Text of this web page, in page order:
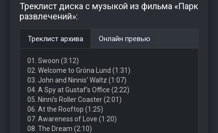
Треклист диска с музыкой из фильма «Парк
развлечений»:
Треклист архива Онлайн превью
01. Swoon (3:12)
02. Welcome to Gröna Lund (1:31)
03. John and Ninnis’ Waltz (1:07)
04. A Spy at Gustaf’s Office (2:22)
05. Ninni’s Roller Coaster (2:01)
06. At the Rooftop (1:25)
07. Awareness of Love (1:20)
08. The Dream (2:10)